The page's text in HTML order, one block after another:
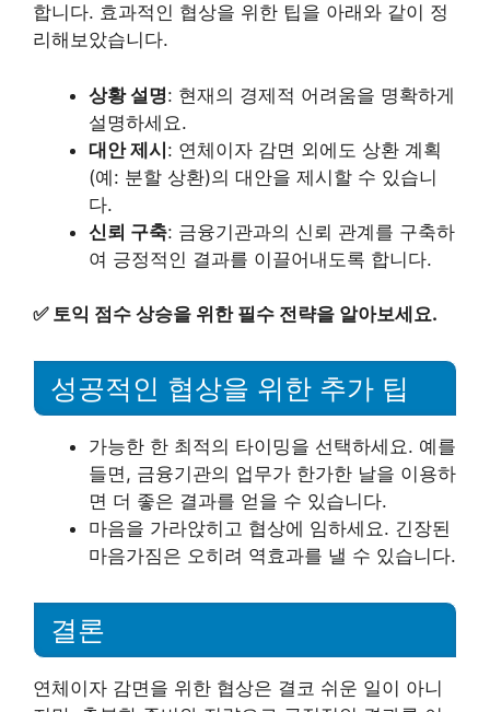
합니다. 효과적인 협상을 위한 팁을 아래와 같이 정
리해보았습니다.
상황 설명: 현재의 경제적 어려움을 명확하게
설명하세요.
대안 제시: 연체이자 감면 외에도 상환 계획
(예: 분할 상환)의 대안을 제시할 수 있습니
다.
신뢰 구축: 금융기관과의 신뢰 관계를 구축하
여 긍정적인 결과를 이끌어내도록 합니다.
✅ 토익 점수 상승을 위한 필수 전략을 알아보세요.
성공적인 협상을 위한 추가 팁
가능한 한 최적의 타이밍을 선택하세요. 예를
들면, 금융기관의 업무가 한가한 날을 이용하
면 더 좋은 결과를 얻을 수 있습니다.
마음을 가라앉히고 협상에 임하세요. 긴장된
마음가짐은 오히려 역효과를 낼 수 있습니다.
결론
연체이자 감면을 위한 협상은 결코 쉬운 일이 아니